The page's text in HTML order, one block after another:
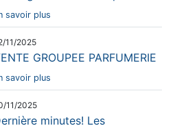
savoir plus
11/2025
GROUPEE PARFUMERIE
savoir plus
11/2025
minutes! Les